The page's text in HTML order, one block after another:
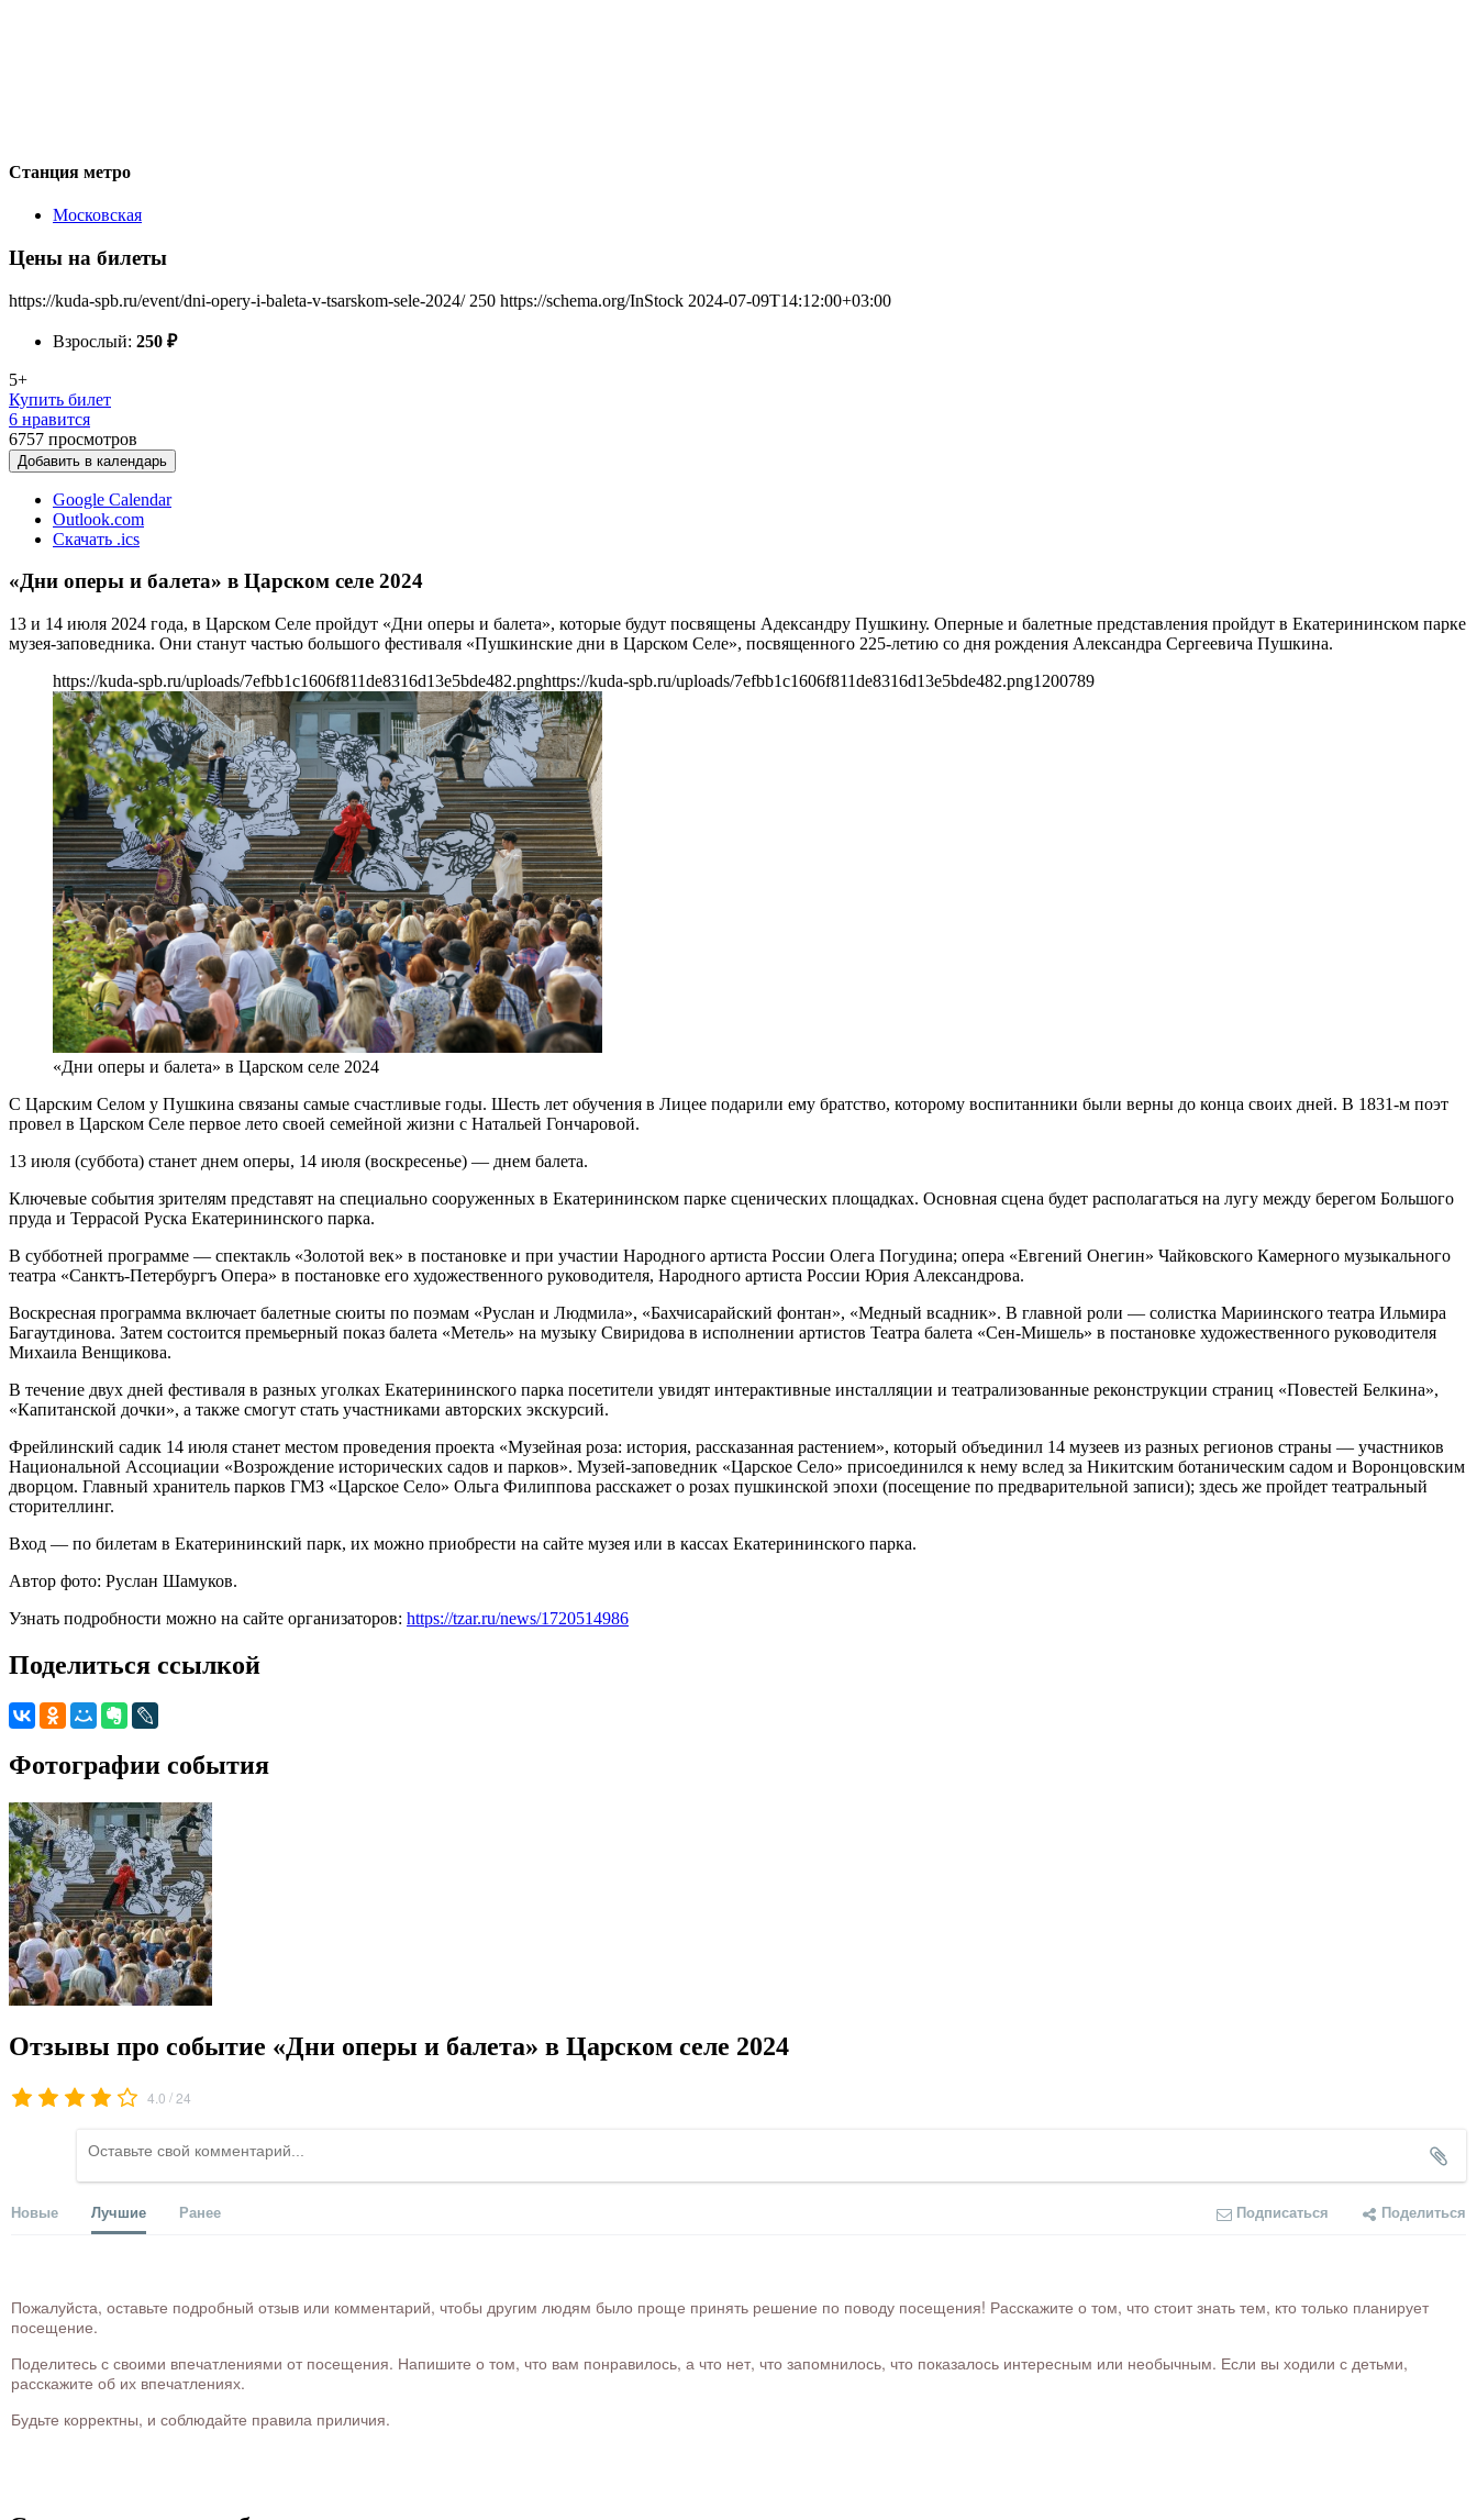
Станция метро
Московская
Цены на билеты
https://kuda-spb.ru/event/dni-opery-i-baleta-v-tsarskom-sele-2024/ 250 https://schema.org/InStock 2024-07-09T14:12:00+03:00
Взрослый: 250 ₽
5+
Купить билет
6 нравится
6757 просмотров
Добавить в календарь
Google Calendar
Outlook.com
Скачать .ics
«Дни оперы и балета» в Царском селе 2024
13 и 14 июля 2024 года, в Царском Селе пройдут «Дни оперы и балета», которые будут посвящены Адександру Пушкину. Оперные и балетные представления пройдут в Екатерининском парке
музея-заповедника. Они станут частью большого фестиваля «Пушкинские дни в Царском Селе», посвященного 225-летию со дня рождения Александра Сергеевича Пушкина.
https://kuda-spb.ru/uploads/7efbb1c1606f811de8316d13e5bde482.pnghttps://kuda-spb.ru/uploads/7efbb1c1606f811de8316d13e5bde482.png1200789
«Дни оперы и балета» в Царском селе 2024
С Царским Селом у Пушкина связаны самые счастливые годы. Шесть лет обучения в Лицее подарили ему братство, которому воспитанники были верны до конца своих дней. В 1831-м поэт
провел в Царском Селе первое лето своей семейной жизни с Натальей Гончаровой.
13 июля (суббота) станет днем оперы, 14 июля (воскресенье) — днем балета.
Ключевые события зрителям представят на специально сооруженных в Екатерининском парке сценических площадках. Основная сцена будет располагаться на лугу между берегом Большого
пруда и Террасой Руска Екатерининского парка.
В субботней программе — спектакль «Золотой век» в постановке и при участии Народного артиста России Олега Погудина; опера «Евгений Онегин» Чайковского Камерного музыкального
театра «Санктъ-Петербургъ Опера» в постановке его художественного руководителя, Народного артиста России Юрия Александрова.
Воскресная программа включает балетные сюиты по поэмам «Руслан и Людмила», «Бахчисарайский фонтан», «Медный всадник». В главной роли — солистка Мариинского театра Ильмира
Багаутдинова. Затем состоится премьерный показ балета «Метель» на музыку Свиридова в исполнении артистов Театра балета «Сен-Мишель» в постановке художественного руководителя
Михаила Венщикова.
В течение двух дней фестиваля в разных уголках Екатерининского парка посетители увидят интерактивные инсталляции и театрализованные реконструкции страниц «Повестей Белкина»,
«Капитанской дочки», а также смогут стать участниками авторских экскурсий.
Фрейлинский садик 14 июля станет местом проведения проекта «Музейная роза: история, рассказанная растением», который объединил 14 музеев из разных регионов страны — участников
Национальной Ассоциации «Возрождение исторических садов и парков». Музей-заповедник «Царское Село» присоединился к нему вслед за Никитским ботаническим садом и Воронцовским
дворцом. Главный хранитель парков ГМЗ «Царское Село» Ольга Филиппова расскажет о розах пушкинской эпохи (посещение по предварительной записи); здесь же пройдет театральный
сторителлинг.
Вход — по билетам в Екатерининский парк, их можно приобрести на сайте музея или в кассах Екатерининского парка.
Автор фото: Руслан Шамуков.
Узнать подробности можно на сайте организаторов: https://tzar.ru/news/1720514986
Поделиться ссылкой
Фотографии события
Отзывы про событие «Дни оперы и балета» в Царском селе 2024
4.0 /24
Новые Лучшие Ранее Подписаться Поделиться
Пожалуйста, оставьте подробный отзыв или комментарий, чтобы другим людям было проще принять решение по поводу посещения! Расскажите о том, что стоит знать тем, кто только планирует
посещение.
Поделитесь с своими впечатлениями от посещения. Напишите о том, что вам понравилось, а что нет, что запомнилось, что показалось интересным или необычным. Если вы ходили с детьми,
расскажите об их впечатлениях.
Будьте корректны, и соблюдайте правила приличия.